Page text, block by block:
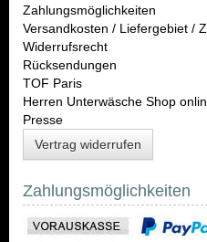
Zahlungsmöglichkeiten
Versandkosten / Liefergebiet /
Widerrufsrecht
Rücksendungen
TOF Paris
Herren Unterwäsche Shop
Presse
Vertrag widerrufen
Zahlungsmöglichkeiten